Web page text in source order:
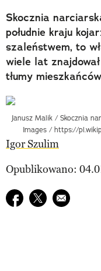
Skocznia
południe kraju
szaleństwem, to
wiele lat
tłumy
Janusz Malik / Skocznia
Images / https://
Igor Szulim
Opublikowano:
Udostępnij na
Udostępnij na
E-mail do